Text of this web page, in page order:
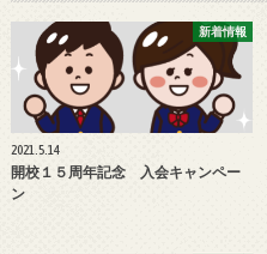
新着情報
2021.5.14
開校１５周年記念 入会キャンペー
ン